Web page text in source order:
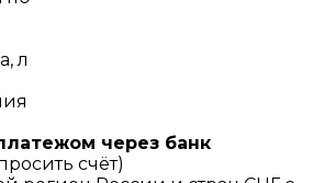
л
через банк
счёт)